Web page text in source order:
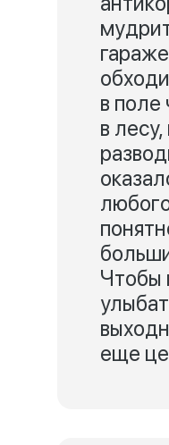
в поле
в
Чтобы
еще